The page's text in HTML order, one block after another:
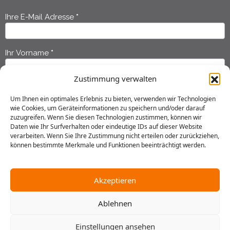
Zustimmung verwalten
Um Ihnen ein optimales Erlebnis zu bieten, verwenden wir Technologien
wie Cookies, um Geräteinformationen zu speichern und/oder darauf
zuzugreifen. Wenn Sie diesen Technologien zustimmen, können wir
Daten wie Ihr Surfverhalten oder eindeutige IDs auf dieser Website
verarbeiten. Wenn Sie Ihre Zustimmung nicht erteilen oder zurückziehen,
können bestimmte Merkmale und Funktionen beeinträchtigt werden.
Akzeptieren
Ablehnen
Einstellungen ansehen
Newsletter
Anmeldung
Ihre E-Mail Adresse *
Ihr Vorname *
Ich habe die Datenschutzerklärunggelesen und erkläre mich
einverstanden, dass meine Daten gespeichert werden.
Senden
Datenschutz AGB Hausordnung